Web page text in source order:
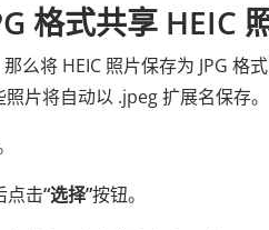
格式共享 HEIC
么将 HEIC 照片保存为 JPG 格
片将自动以 .jpeg 扩展名保存。
点击“选择”按钮。